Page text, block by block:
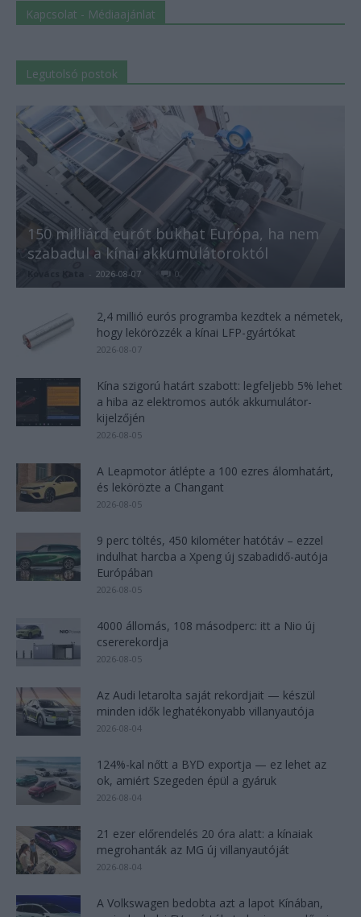
Kapcsolat - Médiaajánlat
Legutolsó postok
150 milliárd eurót bukhat Európa, ha nem
szabadul a kínai akkumulátoroktól
- 2026-08-07 0
2,4 millió eurós programba kezdtek a németek,
hogy lekörözzék a kínai LFP-gyártókat
2026-08-07
Kína szigorú határt szabott: legfeljebb 5% lehet
a hiba az elektromos autók akkumulátor-
kijelzőjén
2026-08-05
A Leapmotor átlépte a 100 ezres álomhatárt,
és lekörözte a Changant
2026-08-05
9 perc töltés, 450 kilométer hatótáv – ezzel
indulhat harcba a Xpeng új szabadidő-autója
Európában
2026-08-05
4000 állomás, 108 másodperc: itt a Nio új
csererekordja
2026-08-05
Az Audi letarolta saját rekordjait — készül
minden idők leghatékonyabb villanyautója
2026-08-04
124%-kal nőtt a BYD exportja — ez lehet az
ok, amiért Szegeden épül a gyáruk
2026-08-04
21 ezer előrendelés 20 óra alatt: a kínaiak
megrohanták az MG új villanyautóját
2026-08-04
A Volkswagen bedobta azt a lapot Kínában,